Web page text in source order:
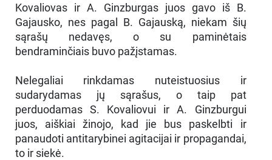
Kovaliovas ir A. Ginzburgas juos gavo iš B.
Gajausko, nes pagal B. Gajauską, niekam šių
sąrašų nedavęs, o su paminėtais
bendraminčiais buvo pažįstamas.
Nelegaliai rinkdamas nuteistuosius ir
sudarydamas jų sąrašus, o taip pat
perduodamas S. Kovaliovui ir A. Ginzburgui
juos, aiškiai žinojo, kad jie bus paskelbti ir
panaudoti antitarybinei agitacijai ir propagandai,
to ir siekė.